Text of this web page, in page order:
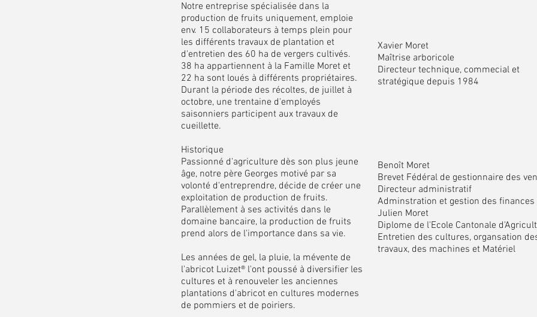
Notre entreprise spécialisée dans la
production de fruits uniquement, emploie
env. 15 collaborateurs à temps plein pour
les différents travaux de plantation et
d'entretien des 60 ha de vergers cultivés.
38 ha appartiennent à la Famille Moret et
22 ha sont loués à différents propriétaires.
Durant la période des récoltes, de juillet à
octobre, une trentaine d'employés
saisonniers participent aux travaux de
cueillette.
Historique
Passionné d'agriculture dès son plus jeune
âge, notre père Georges motivé par sa
volonté d'entreprendre, décide de créer une
exploitation de production de fruits.
Parallèlement à ses activités dans le
domaine bancaire, la production de fruits
prend alors de l'importance dans sa vie.
Les années de gel, la pluie, la mévente de
l'abricot Luizet® l'ont poussé à diversifier les
cultures et à renouveler les anciennes
plantations d'abricot en cultures modernes
de pommiers et de poiriers.
Xavier Moret
Maîtrise arboricole
Directeur technique, commecial et
stratégique depuis 1984
Benoît Moret
Brevet Fédéral de gestionnaire des
Directeur administratif
Adminstration et gestion des finances
Julien Moret
Diplome de l'Ecole Cantonale
Entretien des cultures, organsation
travaux, des machines et Matériel